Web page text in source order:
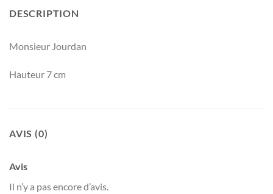
DESCRIPTION
Monsieur Jourdan
Hauteur 7 cm
AVIS (0)
Avis
Il n’y a pas encore d’avis.